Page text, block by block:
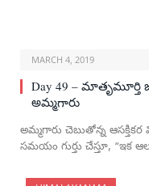
MARCH 4, 2019
Day 49 –
అమ్మగారు
అమ్మగారు చెబుతోన్న
సమయం గుర్తు చేస్తూ, “ఇక